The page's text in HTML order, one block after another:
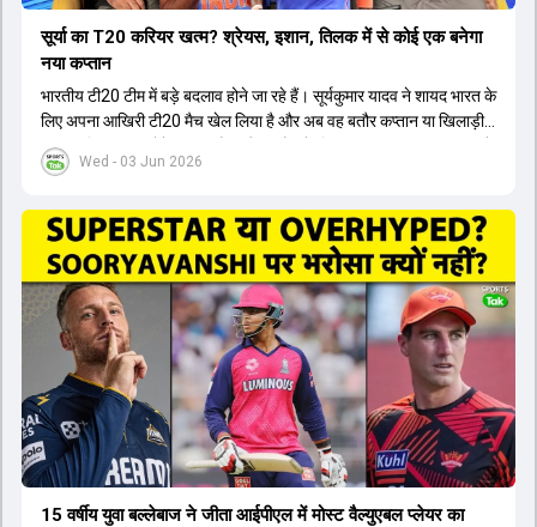
Wed - 03 Jun 2026
सूर्या का T20 करियर खत्म? श्रेयस, इशान, तिलक में से कोई एक बनेगा
नया कप्तान
भारतीय टी20 टीम में बड़े बदलाव होने जा रहे हैं। सूर्यकुमार यादव ने शायद भारत के
लिए अपना आखिरी टी20 मैच खेल लिया है और अब वह बतौर कप्तान या खिलाड़ी
टीम का हिस्सा नहीं होंगे। आयरलैंड और इंग्लैंड के खिलाफ आगामी टी20 सीरीज के
लिए नए कप्तान की तलाश जारी है। इस रेस में श्रेयस अय्यर सबसे आगे चल रहे
पटेल इस रेस में काफी पीछे हैं, जबकि संजू सैमसन और रजत पाटीदार कप्तानी की
दौड़ से बाहर हैं। आगामी सीरीज के लिए वैभव सूर्यवंशी को तीसरे ओपनर के तौर पर
टीम में शामिल किया जाएगा, जबकि अभिषेक शर्मा और संजू सैमसन पहली पसंद
होंगे। इसके अलावा नीतीश रेड्डी को बतौर ऑलराउंडर ज्यादा मौके मिलेंगे। अजीत
अगरकर की अगुवाई वाली चयन समिति और कोच गौतम गंभीर आगामी टी20 वर्ल्ड
कप और 2028 ओलंपिक के लिए लंबी अवधि का विजन लेकर चल रहे हैं।
15 वर्षीय युवा बल्लेबाज ने जीता आईपीएल में मोस्ट वैल्युएबल प्लेयर का